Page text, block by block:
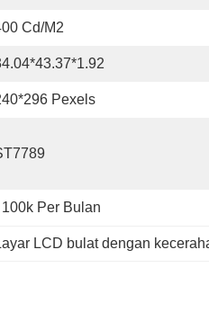
Cd/m2
Pexels
100k Per Bulan
LCD bulat dengan